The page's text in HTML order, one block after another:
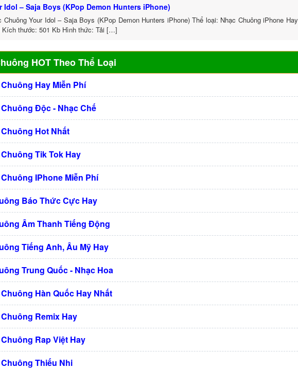
Idol – Saja Boys (KPop Demon Hunters iPhone)
Chuông Your Idol – Saja Boys (KPop Demon Hunters iPhone) Thể loại: Nhạc Chuông iPhone Hay
Kích thước: 501 Kb Hình thức: Tải […]
HOT Theo Thể Loại
Hay Miễn Phí
Độc - Nhạc Chế
Hot Nhất
Tik Tok Hay
IPhone Miễn Phí
Báo Thức Cực Hay
Âm Thanh Tiếng Động
Tiếng Anh, Âu Mỹ Hay
Trung Quốc - Nhạc Hoa
Hàn Quốc Hay Nhất
Remix Hay
Rap Việt Hay
Thiếu Nhi